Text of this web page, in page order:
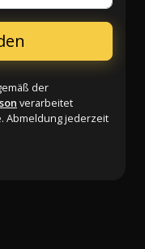
der
verarbeitet
Abmeldung jederzeit